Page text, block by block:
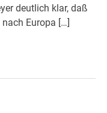
deutlich klar, daß
Europa […]